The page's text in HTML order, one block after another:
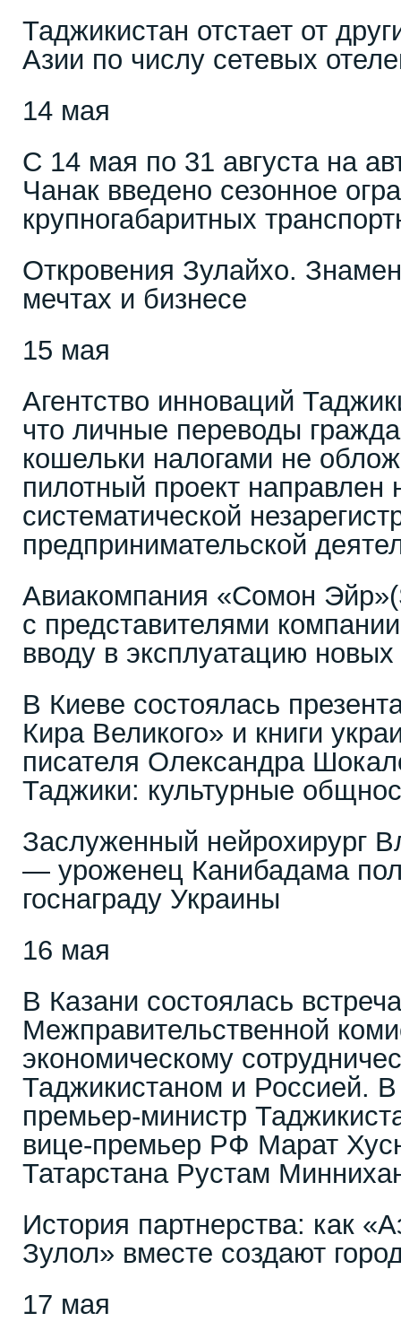
Таджикистан отстает от
Азии по числу сетевых
14 мая
С 14 мая по 31 августа на
Чанак введено сезонное
крупногабаритных
Откровения Зулайхо.
мечтах и бизнесе
15 мая
Агентство инноваций
что личные переводы
кошельки налогами не
пилотный проект направлен
систематической
предпринимательской
Авиакомпания «Сомон
с представителями
вводу в эксплуатацию
В Киеве состоялась
Кира Великого» и книги
писателя Олександра
Таджики: культурные
Заслуженный нейрохирург
— уроженец Канибадама
госнаграду Украины
16 мая
В Казани состоялась
Межправительственной
экономическому
Таджикистаном и Россией.
премьер-министр
вице-премьер РФ Марат
Татарстана Рустам
История партнерства: как
Зулол» вместе создают
17 мая